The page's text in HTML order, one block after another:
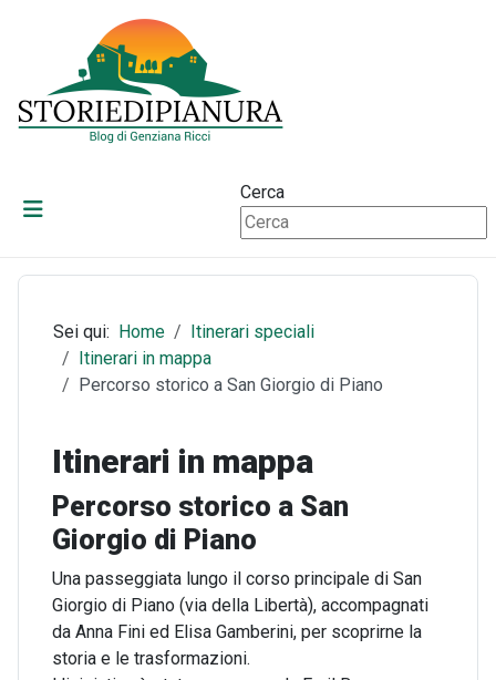
Cerca
Sei qui: Home
Itinerari speciali
Itinerari in mappa
Percorso storico a San Giorgio di Piano
Itinerari in mappa
Percorso storico a San
Giorgio di Piano
Una passeggiata lungo il corso principale di San
Giorgio di Piano (via della Libertà), accompagnati
da Anna Fini ed Elisa Gamberini, per scoprirne la
storia e le trasformazioni.